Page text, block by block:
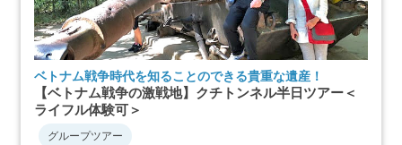
ベトナム戦争時代を知ることのできる貴重な遺産！
【ベトナム戦争の激戦地】クチトンネル半日ツアー＜
ライフル体験可＞
グループツアー